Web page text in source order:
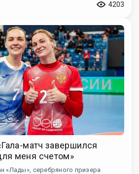
4203
матч завершился
меня счетом»
«Лады», серебряного призера